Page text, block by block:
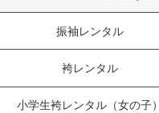
振袖レンタル
袴レンタル
小学生袴レンタル（女の子）